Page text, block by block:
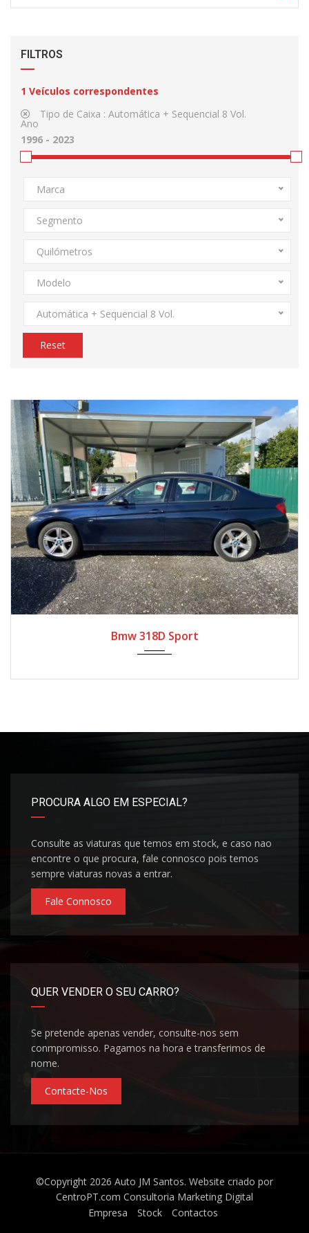
FILTROS
1 Veículos correspondentes
Tipo de Caixa : Automática + Sequencial 8 Vol.
Ano
Marca
Segmento
Quilómetros
Modelo
Automática + Sequencial 8 Vol.
Reset
Bmw 318D Sport
PROCURA ALGO EM ESPECIAL?
Consulte as viaturas que temos em stock, e caso nao
encontre o que procura, fale connosco pois temos
sempre viaturas novas a entrar.
Fale Connosco
QUER VENDER O SEU CARRO?
Se pretende apenas vender, consulte-nos sem
conmpromisso. Pagamos na hora e transferimos de
nome.
Contacte-Nos
©Copyright 2026 Auto JM Santos. Website criado por
CentroPT.com Consultoria Marketing Digital
Empresa
Stock Contactos